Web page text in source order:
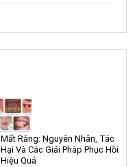
Mất Răng: Nguyên Nhân, Tác
Hại Và Các Giải Pháp Phục Hồi
Hiệu Quả